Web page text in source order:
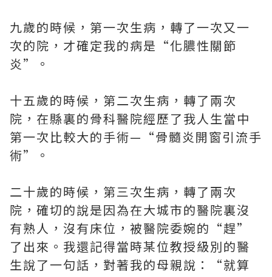
九歲的時候，第一次生病，轉了一次又一
次的院，才確定我的病是“化膿性關節
炎”。
十五歲的時候，第二次生病，轉了兩次
院，在縣裏的骨科醫院經歷了我人生當中
第一次比較大的手術—“骨髓炎開窗引流手
術”。
二十歲的時候，第三次生病，轉了兩次
院，確切的說是因為在大城市的醫院裏沒
有熟人，沒有床位，被醫院委婉的“趕”
了出來。我還記得當時某位教授級別的醫
生說了一句話，對著我的母親說：“就算